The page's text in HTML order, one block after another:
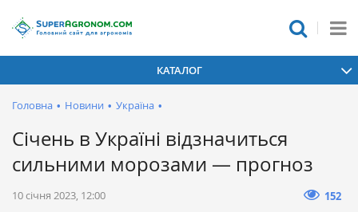
КАТАЛОГ
Головна • Новини • Україна •
Січень в Україні відзначиться
сильними морозами — прогноз
10 січня 2023, 12:00 152